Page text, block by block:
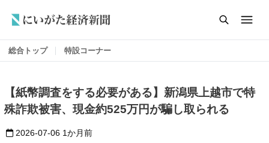
総合トップ 特設コーナー
【紙幣調査をする必要がある】新潟県上越市で特
殊詐欺被害、現金約525万円が騙し取られる
2026-07-06 1か月前